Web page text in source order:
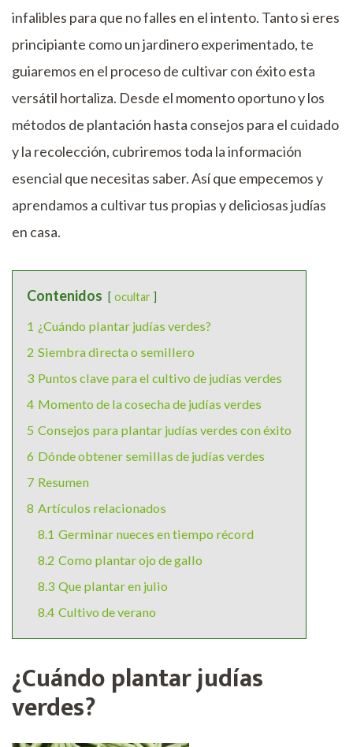
infalibles para que no falles en el intento. Tanto si eres
principiante como un jardinero experimentado, te
guiaremos en el proceso de cultivar con éxito esta
versátil hortaliza. Desde el momento oportuno y los
métodos de plantación hasta consejos para el cuidado
y la recolección, cubriremos toda la información
esencial que necesitas saber. Así que empecemos y
aprendamos a cultivar tus propias y deliciosas judías
en casa.
Contenidos ocultar
1 ¿Cuándo plantar judías verdes?
2 Siembra directa o semillero
3 Puntos clave para el cultivo de judías verdes
4 Momento de la cosecha de judías verdes
5 Consejos para plantar judías verdes con éxito
6 Dónde obtener semillas de judías verdes
7 Resumen
8 Artículos relacionados
8.1 Germinar nueces en tiempo récord
8.2 Como plantar ojo de gallo
8.3 Que plantar en julio
8.4 Cultivo de verano
¿Cuándo plantar judías
verdes?